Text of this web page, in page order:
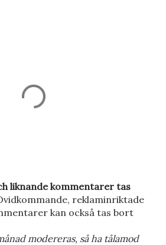
liknande kommentarer tas
reklaminriktade
kan också tas bort
modereras, så ha tålamod